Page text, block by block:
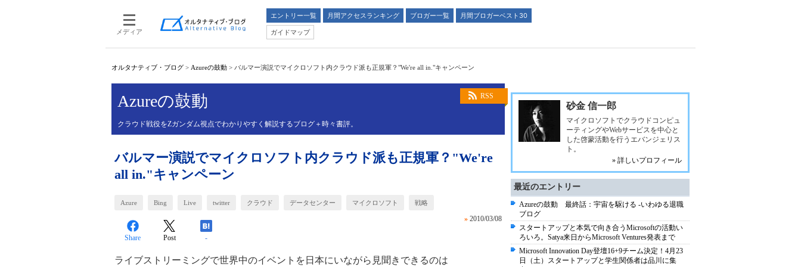
メディア
エントリー一覧 月間アクセスランキング ブロガー一覧
月間ブロガーベスト30
ガイドマップ
オルタナティブ・ブログ > Azureの鼓動 > バルマー演説でマイクロソフト内クラウド派も正規軍？"We're all in."キャンペーン
RSS
Azureの鼓動
クラウド戦役をZガンダム視点でわかりやすく解説するブログ＋時々書評。
バルマー演説でマイクロソフト内クラウド派も正規軍？"We're
all in."キャンペーン
Azure Bing Live twitter クラウド データセンター マイクロソフト 戦略
» 2010/03/08
Share Post -
ライブストリーミングで世界中のイベントを日本にいながら見聞きできるのは
砂金 信一郎
マイクロソフトでクラウドコンピュ
ーティングやWebサービスを中心と
した啓蒙活動を行うエバンジェリス
ト。
» 詳しいプロフィール
最近のエントリー
Azureの鼓動 最終話：宇宙を駆ける -いわゆる退職
ブログ
スタートアップと本気で向き合うMicrosoftの活動い
ろいろ。Satya来日からMicrosoft Ventures発表まで
Microsoft Innovation Day登壇16+9チーム決定！4月23
日（土）スタートアップと学生関係者は品川に集